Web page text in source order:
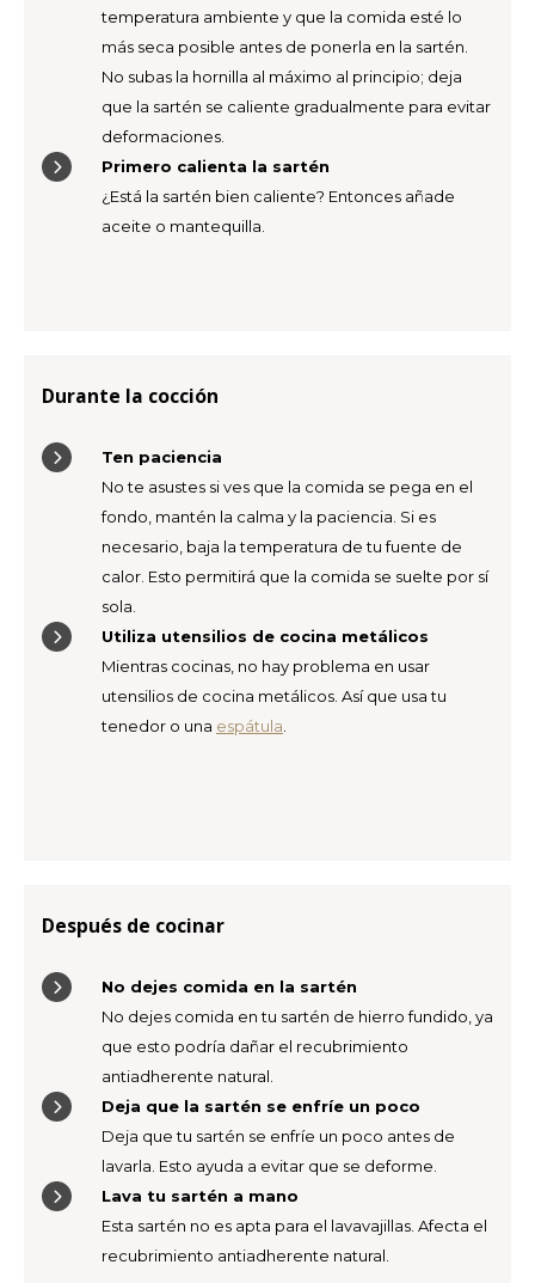
temperatura ambiente y que la comida esté lo
más seca posible antes de ponerla en la sartén.
No subas la hornilla al máximo al principio; deja
que la sartén se caliente gradualmente para evitar
deformaciones.
Primero calienta la sartén
¿Está la sartén bien caliente? Entonces añade
aceite o mantequilla.
Durante la cocción
Ten paciencia
No te asustes si ves que la comida se pega en el
fondo, mantén la calma y la paciencia. Si es
necesario, baja la temperatura de tu fuente de
calor. Esto permitirá que la comida se suelte por sí
sola.
Utiliza utensilios de cocina metálicos
Mientras cocinas, no hay problema en usar
utensilios de cocina metálicos. Así que usa tu
tenedor o una espátula
Después de cocinar
No dejes comida en la sartén
No dejes comida en tu sartén de hierro fundido, ya
que esto podría dañar el recubrimiento
antiadherente natural.
Deja que la sartén se enfríe un poco
Deja que tu sartén se enfríe un poco antes de
lavarla. Esto ayuda a evitar que se deforme.
Lava tu sartén a mano
Esta sartén no es apta para el lavavajillas. Afecta el
recubrimiento antiadherente natural.